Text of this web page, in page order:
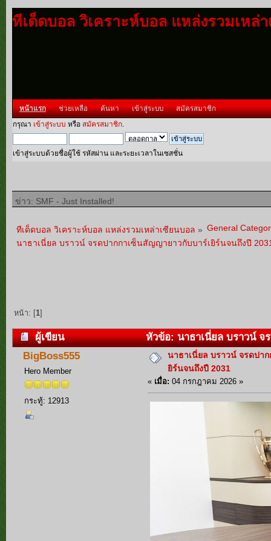
ทีเด็ดบอล วิเคราะห์บอล แหล่งรวมเหล่
หน้าแรก ช่วยเหลือ ค้นหา เข้าสู่ระบบ สมัครสมาชิก
กรุณา เข้าสู่ระบบ หรือ สมัครสมาชิก.
เข้าสู่ระบบด้วยชื่อผู้ใช้ รหัสผ่าน และระยะเวลาในเซสชั่น
ข่าว: SMF - Just Installed!
ทีเด็ดบอล วิเคราะห์บอล แหล่งรวมเหล่าเซียนบอล » General
นาธาเนี่ยล บราวน์ จรดปากกาเซ็นสัญญายาวกับบาร์เยิร์นจนถึงปี
หน้า: [ 1]
ผู้เขียน
หัวข้อ: นาธาเนี่ยล บราวน์ จ
BigBoss555
Hero Member
กระทู้: 12913
นาธาเนี่ยล บราวน์ จรดปา
ยิร์นจนถึงปี 2031
« เมื่อ: 04 กรกฎาคม 2026 »